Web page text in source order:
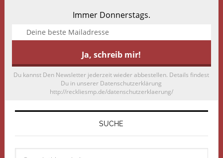
Immer Donnerstags.
Du kannst Den Newsletter jederzeit wieder abbestellen. Details findest
Du in unserer Datenschutzerklärung
http://reckliesmp.de/datenschutzerklaerung/
SUCHE